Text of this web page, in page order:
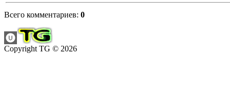
Всего комментариев: 0
Copyright TG © 2026